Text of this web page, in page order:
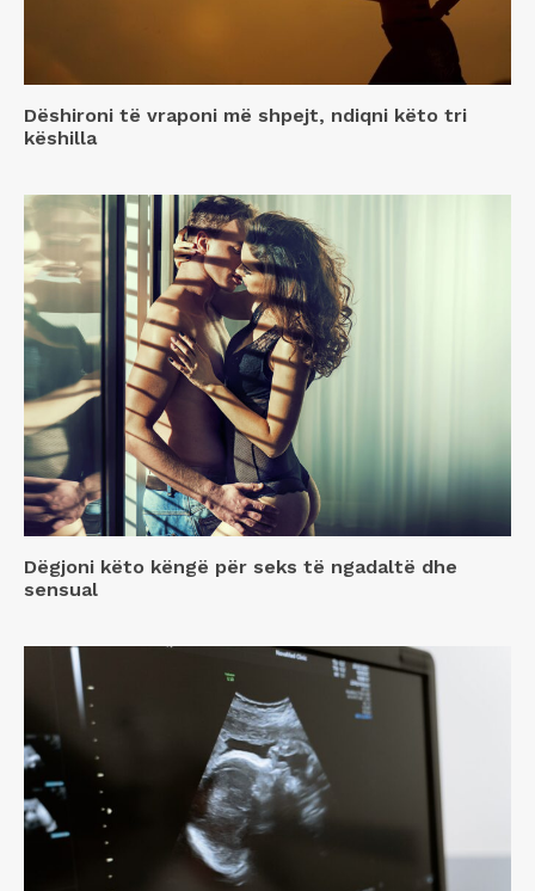
Dëshironi të vraponi më shpejt, ndiqni këto tri
këshilla
Dëgjoni këto këngë për seks të ngadaltë dhe
sensual